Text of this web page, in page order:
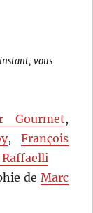
vous
Gourmet,
, François
de Marc